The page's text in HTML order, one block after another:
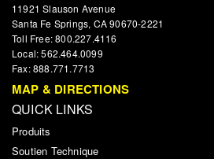
11921 Slauson Avenue
Santa Fe Springs, CA 90670-2221
Toll Free: 800.227.4116
Local: 562.464.0099
Fax: 888.771.7713
MAP & DIRECTIONS
QUICK LINKS
Produits
Soutien Technique